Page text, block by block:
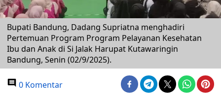
Bupati Bandung, Dadang Supriatna menghadiri
Pertemuan Program Program Pelayanan Kesehatan
Ibu dan Anak di Si Jalak Harupat Kutawaringin
Bandung, Senin (02/9/2025).
0 Komentar